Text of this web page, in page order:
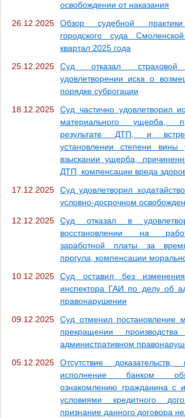
освобождении от наказания
26.12.2025
Обзор судебной практики
городского суда
квартал 2025 года
25.12.2025
Суд отказал
удовлетворении иска о
порядке суброгации
18.12.2025
Суд частично удовлетворил
материального ущерба,
результате ДТП, и
установлении степени вины
взыскании ущерба,
ДТП, компенсации вреда
17.12.2025
Суд удовлетворил
условно-досрочном
12.12.2025
Суд отказал в
восстановлении на
заработной платы за
прогула, компенсации
10.12.2025
Суд оставил без
инспектора ГАИ по делу об
правонарушении
09.12.2025
Суд отменил постановление
прекращении
административном
05.12.2025
Отсутствие доказательств,
исполнение банком
ознакомлению гражданина с
условиями кредитного
признание данного договора